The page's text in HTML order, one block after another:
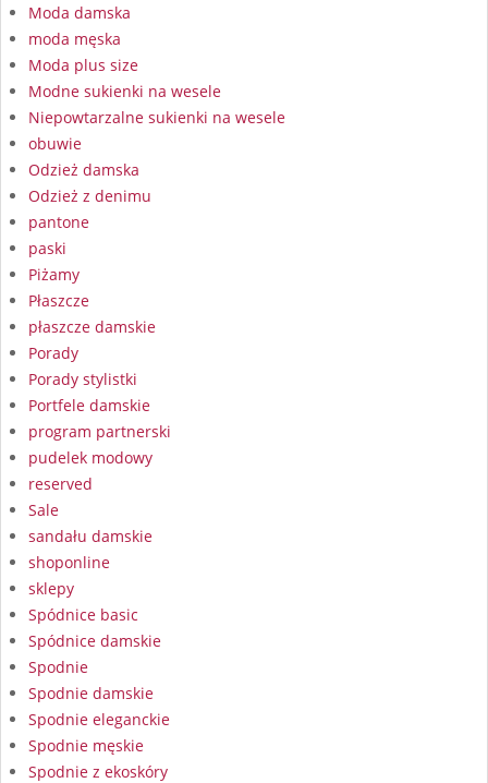
Moda damska
moda męska
Moda plus size
Modne sukienki na wesele
Niepowtarzalne sukienki na wesele
obuwie
Odzież damska
Odzież z denimu
pantone
paski
Piżamy
Płaszcze
płaszcze damskie
Porady
Porady stylistki
Portfele damskie
program partnerski
pudelek modowy
reserved
Sale
sandału damskie
shoponline
sklepy
Spódnice basic
Spódnice damskie
Spodnie
Spodnie damskie
Spodnie eleganckie
Spodnie męskie
Spodnie z ekoskóry